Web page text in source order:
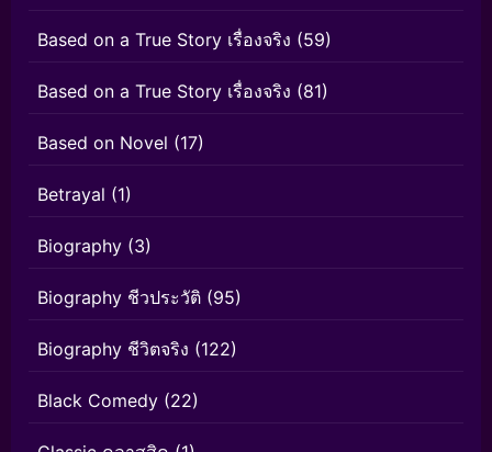
Based on a True Story เรื่องจริง (59)
Based on a True Story เรื่องจริง (81)
Based on Novel (17)
Betrayal (1)
Biography (3)
Biography ชีวประวัติ (95)
Biography ชีวิตจริง (122)
Black Comedy (22)